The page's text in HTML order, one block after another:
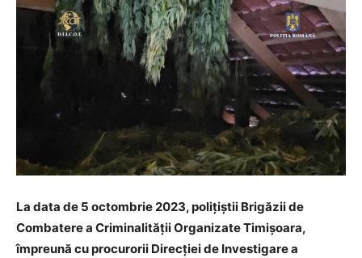
La data de 5 octombrie 2023, polițiștii Brigăzii de
Combatere a Criminalității Organizate Timișoara,
împreună cu procurorii Direcției de Investigare a